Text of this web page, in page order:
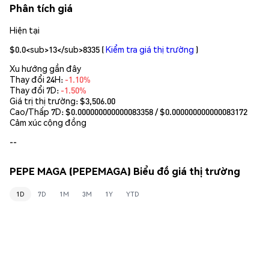
Phân tích giá
Hiện tại
$0.0<sub>13</sub>8335 (Kiểm tra giá thị trường )
Xu hướng gần đây
Thay đổi 24H: -1.10%
Thay đổi 7D: -1.50%
Giá trị thị trường:$3,506.00
Cao/Thấp 7D: $0.000000000000083358 / $0.000000000000083172
Cảm xúc cộng đồng
--
PEPE MAGA (PEPEMAGA) Biểu đồ giá thị trường
1D 7D 1M 3M 1Y YTD